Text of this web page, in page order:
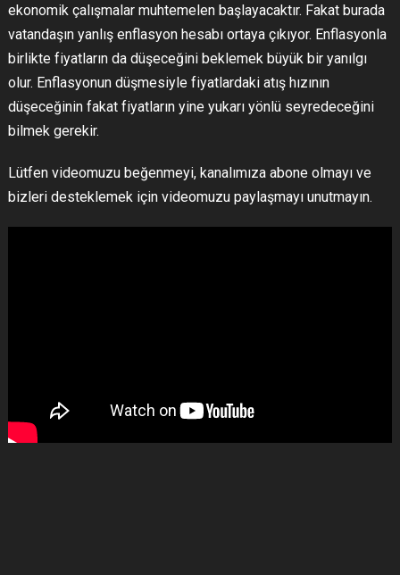
ekonomik çalışmalar muhtemelen başlayacaktır. Fakat burada
vatandaşın yanlış enflasyon hesabı ortaya çıkıyor. Enflasyonla
birlikte fiyatların da düşeceğini beklemek büyük bir yanılgı
olur. Enflasyonun düşmesiyle fiyatlardaki atış hızının
düşeceğinin fakat fiyatların yine yukarı yönlü seyredeceğini
bilmek gerekir.
Lütfen videomuzu beğenmeyi, kanalımıza abone olmayı ve
bizleri desteklemek için videomuzu paylaşmayı unutmayın.